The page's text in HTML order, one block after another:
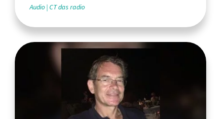
Audio CT das radio